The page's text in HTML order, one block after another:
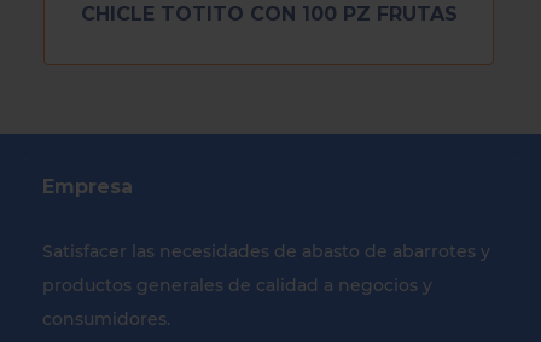
CHICLE TOTITO CON 100 PZ FRUTAS
Empresa
Satisfacer las necesidades de abasto de abarrotes y
productos generales de calidad a negocios y
consumidores.